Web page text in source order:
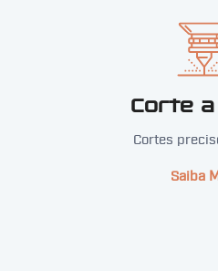
Corte
Cortes
Saiba